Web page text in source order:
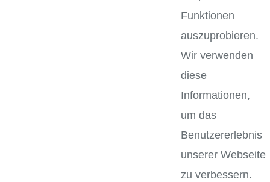
Funktionen
auszuprobieren.
Wir verwenden
diese
Informationen,
um das
Benutzererlebnis
unserer Webseite
zu verbessern.